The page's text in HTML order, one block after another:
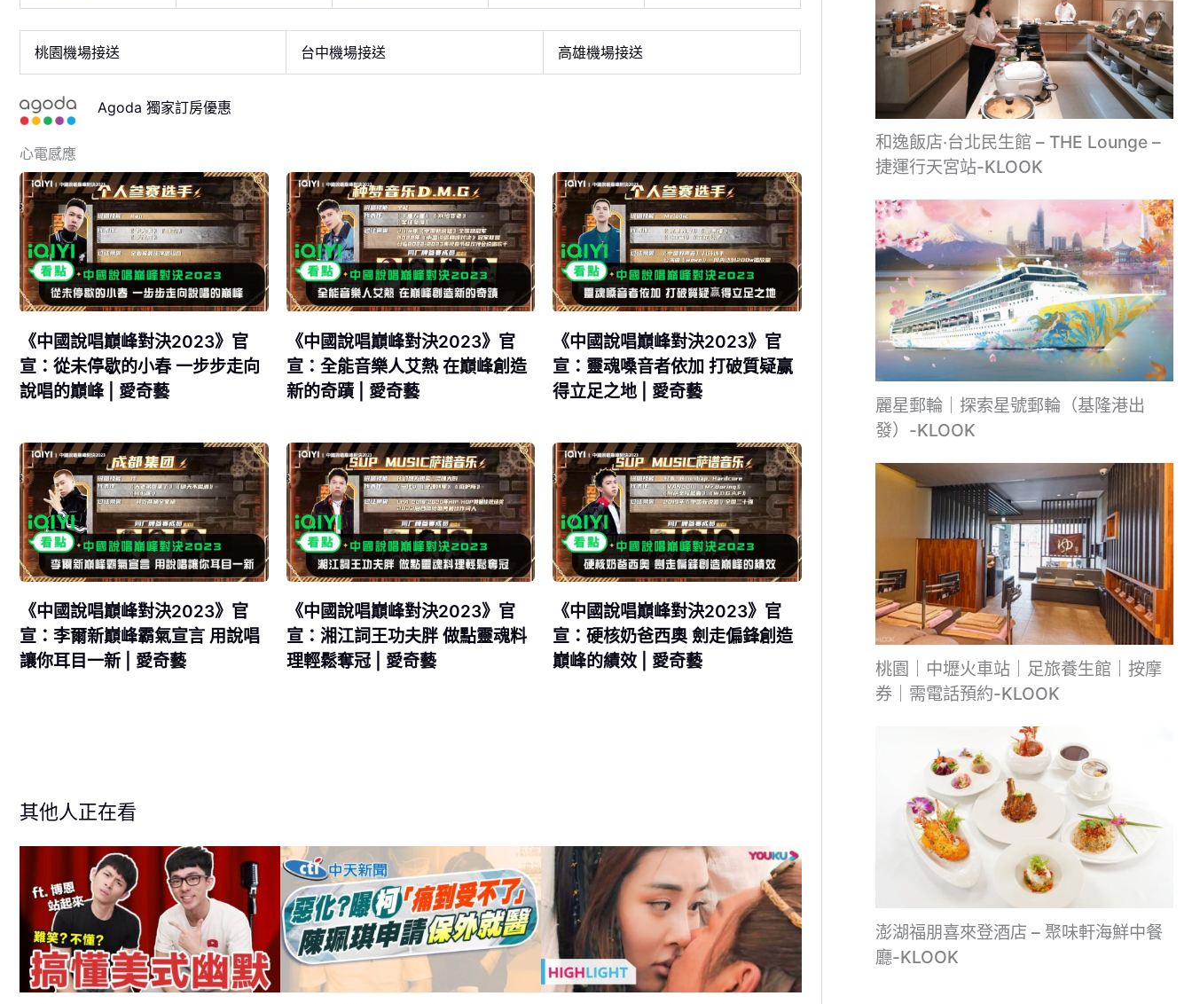
桃園機場接送 台中機場接送 高雄機場接送
Agoda 獨家訂房優惠
心電感應
《中國說唱巔峰對決2023》官
宣：從未停歇的小春 一步步走向
說唱的巔峰 | 愛奇藝
《中國說唱巔峰對決2023》官
宣：全能音樂人艾熱 在巔峰創造
新的奇蹟 | 愛奇藝
《中國說唱巔峰對決2023》官
宣：靈魂嗓音者依加 打破質疑赢
得立足之地 | 愛奇藝
《中國說唱巔峰對決2023》官
宣：李爾新巔峰霸氣宣言 用說唱
讓你耳目一新 | 愛奇藝
《中國說唱巔峰對決2023》官
宣：湘江詞王功夫胖 做點靈魂料
理輕鬆奪冠 | 愛奇藝
《中國說唱巔峰對決2023》官
宣：硬核奶爸西奧 劍走偏鋒創造
巔峰的績效 | 愛奇藝
其他人正在看
和逸飯店‧台北民生館 – THE Lounge –
捷運行天宮站-KLOOK
麗星郵輪｜探索星號郵輪（基隆港出
發）-KLOOK
桃園｜中壢火車站｜足旅養生館｜按摩
券｜需電話預約-KLOOK
澎湖福朋喜來登酒店 – 聚味軒海鮮中餐
廳-KLOOK